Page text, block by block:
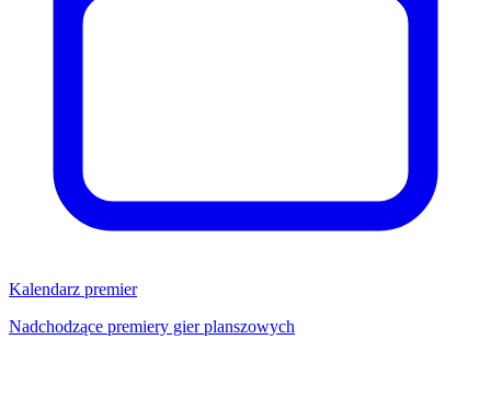
Kalendarz premier
Nadchodzące premiery gier planszowych